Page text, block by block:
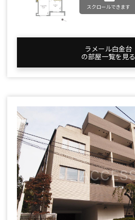
スクロールできます
ラメール白金台
の部屋一覧を⾒る